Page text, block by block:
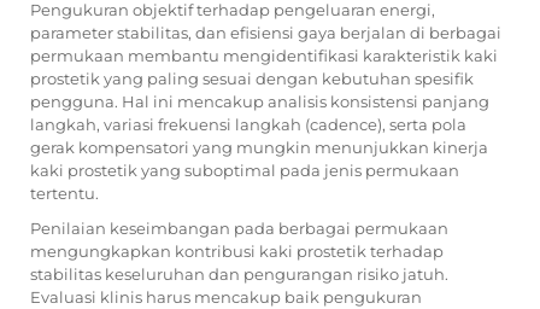
Pengukuran objektif terhadap pengeluaran energi,
parameter stabilitas, dan efisiensi gaya berjalan di berbagai
permukaan membantu mengidentifikasi karakteristik kaki
prostetik yang paling sesuai dengan kebutuhan spesifik
pengguna. Hal ini mencakup analisis konsistensi panjang
langkah, variasi frekuensi langkah (cadence), serta pola
gerak kompensatori yang mungkin menunjukkan kinerja
kaki prostetik yang suboptimal pada jenis permukaan
tertentu.
Penilaian keseimbangan pada berbagai permukaan
mengungkapkan kontribusi kaki prostetik terhadap
stabilitas keseluruhan dan pengurangan risiko jatuh.
Evaluasi klinis harus mencakup baik pengukuran